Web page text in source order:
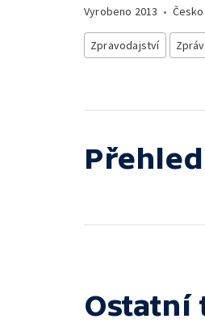
Vyrobeno 2013 • Česko
Zpravodajství
Ostatní